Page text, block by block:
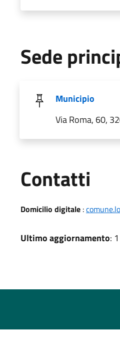
Sede
Municipio
Via Roma, 60,
Contatti
Domicilio digitale:
Ultimo aggiornamento: